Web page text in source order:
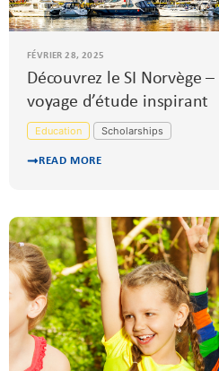
FÉVRIER 28, 2025
Découvrez le SI Norvège
voyage d’étude inspirant
Education Scholarships
READ MORE